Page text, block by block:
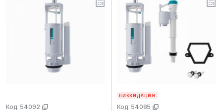
Код: 54092
ЛИКВИДАЦИЯ
Код: 54085